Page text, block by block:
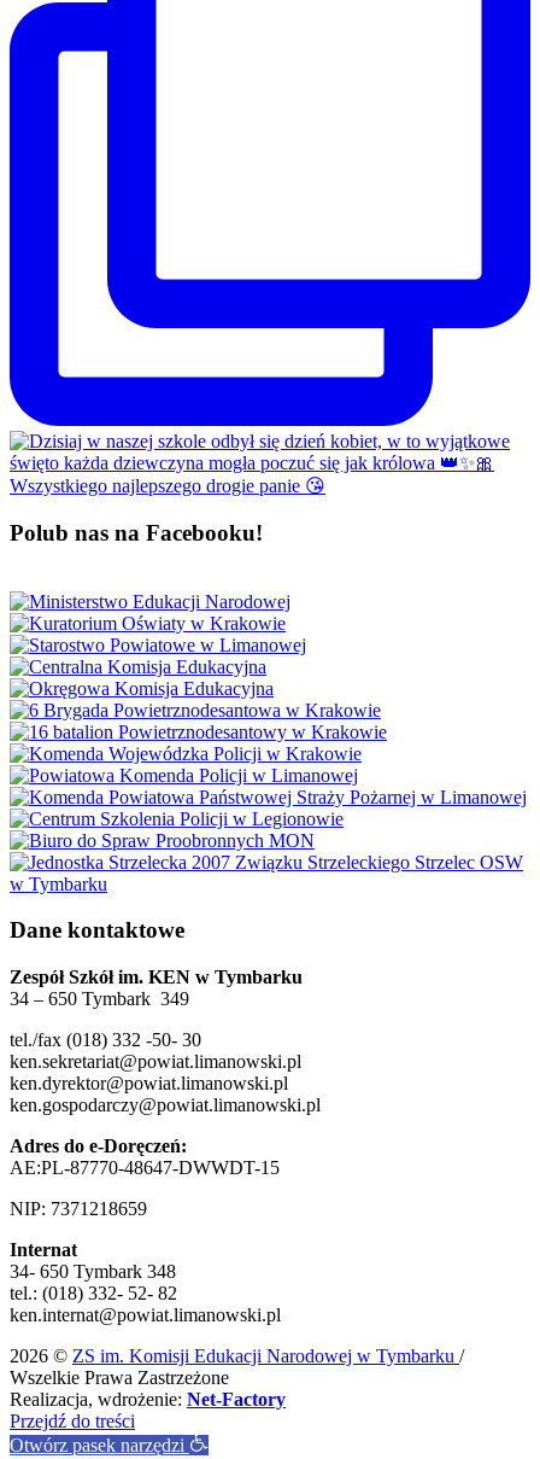
Polub nas na Facebooku!
Dane kontaktowe
Zespół Szkół im. KEN w Tymbarku
34 – 650 Tymbark 349
tel./fax (018) 332 -50- 30
ken.sekretariat@powiat.limanowski.pl
ken.dyrektor@powiat.limanowski.pl
ken.gospodarczy@powiat.limanowski.pl
Adres do e-Doręczeń:
AE:PL-87770-48647-DWWDT-15
NIP: 7371218659
Internat
34- 650 Tymbark 348
tel.: (018) 332- 52- 82
ken.internat@powiat.limanowski.pl
2026 © ZS im. Komisji Edukacji Narodowej w Tymbarku /
Wszelkie Prawa Zastrzeżone
Realizacja, wdrożenie: Net-Factory
Przejdź do treści
Otwórz pasek narzędzi